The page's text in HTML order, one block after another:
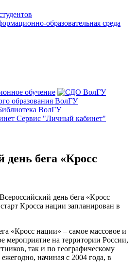
образовательная среда
обучение
образования ВолГУ
ВолГУ
Сервис "Личный кабинет"
день бега «Кросс
день бега «Кросс
Кросса нации запланирован в
«Кросс нации» – самое массовое и
мероприятие на территории России,
так и по географическому
начиная с 2004 года, в